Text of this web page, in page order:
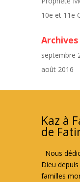
10e et 11e
Archives
septembre
août 2016
Kaz à
de
Nous
Dieu
familles